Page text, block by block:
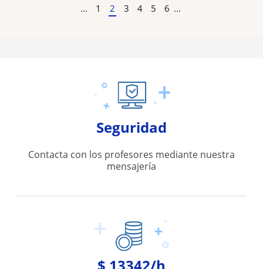
... 1 2 3 4 5 6 ...
Seguridad
Contacta con los profesores mediante nuestra
mensajería